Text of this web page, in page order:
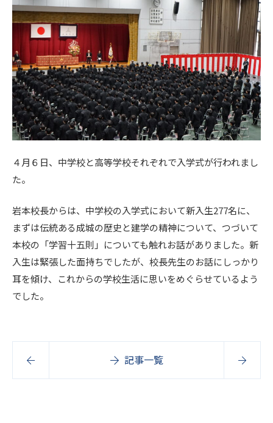
４月６日、中学校と高等学校それぞれで入学式が行われまし
た。
岩本校長からは、中学校の入学式において新入生277名に、
まずは伝統ある成城の歴史と建学の精神について、つづいて
本校の「学習十五則」についても触れお話がありました。新
入生は緊張した面持ちでしたが、校長先生のお話にしっかり
耳を傾け、これからの学校生活に思いをめぐらせているよう
でした。
記事一覧